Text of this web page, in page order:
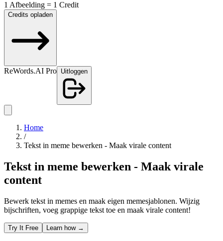
1 Afbeelding = 1 Credit
Credits opladen
ReWords.AI Pro Uitloggen
Home
/
Tekst in meme bewerken - Maak virale content
Tekst in meme bewerken - Maak virale
content
Bewerk tekst in memes en maak eigen memesjablonen. Wijzig
bijschriften, voeg grappige tekst toe en maak virale content!
Try It Free Learn how →